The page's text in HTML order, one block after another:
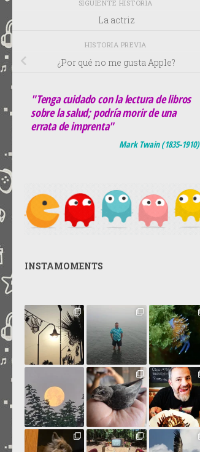
SIGUIENTE HISTORIA
La actriz
HISTORIA PREVIA
¿Por qué no me gusta Apple?
"Tenga cuidado con la lectura de libros
sobre la salud; podría morir de una
errata de imprenta"
Mark Twain (1835-1910)
INSTAMOMENTS